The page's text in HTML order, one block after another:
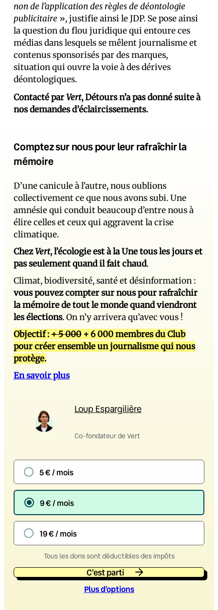
non de l’application des règles de déontologie
publicitaire », justifie ainsi le JDP. Se pose ainsi
la question du flou juridique qui entoure ces
médias dans lesquels se mêlent journalisme et
contenus sponsorisés par des marques,
situation qui ouvre la voie à des dérives
déontologiques.
Contacté parVert, Détours n’a pas donné suite à
nos demandes d’éclaircissements.
Comptez sur nous pour leur rafraîchir la
mémoire
D’une canicule à l’autre, nous oublions
collectivement ce que nous avons subi. Une
amnésie qui conduit beaucoup d’entre nous à
élire celles et ceux qui aggravent la crise
climatique.
ChezVert, l’écologie est à la Une tous les jours et
pas seulement quand il fait chaud.
Climat, biodiversité, santé et désinformation :
vous pouvez compter sur nous pour rafraîchir
la mémoire de tout le monde quand viendront
les élections. On n’y arrivera qu’avec vous !
Objectif :+ 5 000 + 6 000 membres du Club
pour créer ensemble un journalisme qui nous
protège.
En savoir plus
Loup Espargilière
Co-fondateur de Vert
5 € / mois
9 € / mois
19 € / mois
Tous les dons sont déductibles des impôts
C'est parti
Plus d’options